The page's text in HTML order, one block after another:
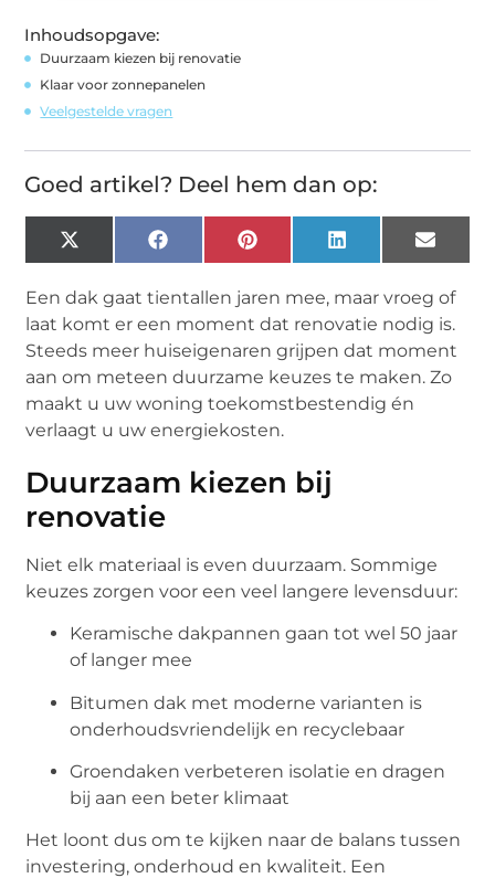
Inhoudsopgave:
Duurzaam kiezen bij renovatie
Klaar voor zonnepanelen
Veelgestelde vragen
Goed artikel? Deel hem dan op:
X
(Twitter)
FacebookPinterest LinkedIn Email
Een dak gaat tientallen jaren mee, maar vroeg of
laat komt er een moment dat renovatie nodig is.
Steeds meer huiseigenaren grijpen dat moment
aan om meteen duurzame keuzes te maken. Zo
maakt u uw woning toekomstbestendig én
verlaagt u uw energiekosten.
Duurzaam kiezen bij
renovatie
Niet elk materiaal is even duurzaam. Sommige
keuzes zorgen voor een veel langere levensduur:
Keramische dakpannen gaan tot wel 50 jaar
of langer mee
Bitumen dak met moderne varianten is
onderhoudsvriendelijk en recyclebaar
Groendaken verbeteren isolatie en dragen
bij aan een beter klimaat
Het loont dus om te kijken naar de balans tussen
investering, onderhoud en kwaliteit. Een